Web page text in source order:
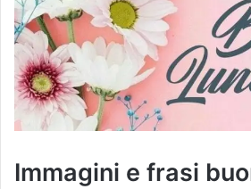
Immagini e frasi